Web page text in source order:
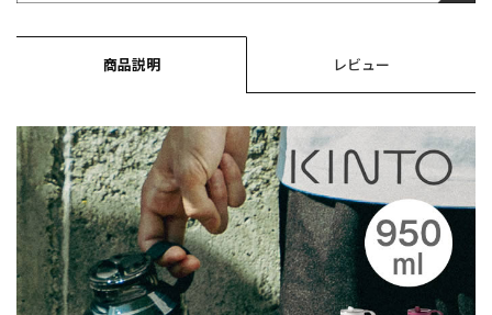
商品説明 レビュー